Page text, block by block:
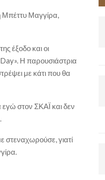
Μπέττυ Μαγγίρα,
έξοδο και οι
Η παρουσιάστρια
με κάτι που θα
εγώ στον ΣΚΑΪ και δεν
στεναχωρούσε, γιατί
h